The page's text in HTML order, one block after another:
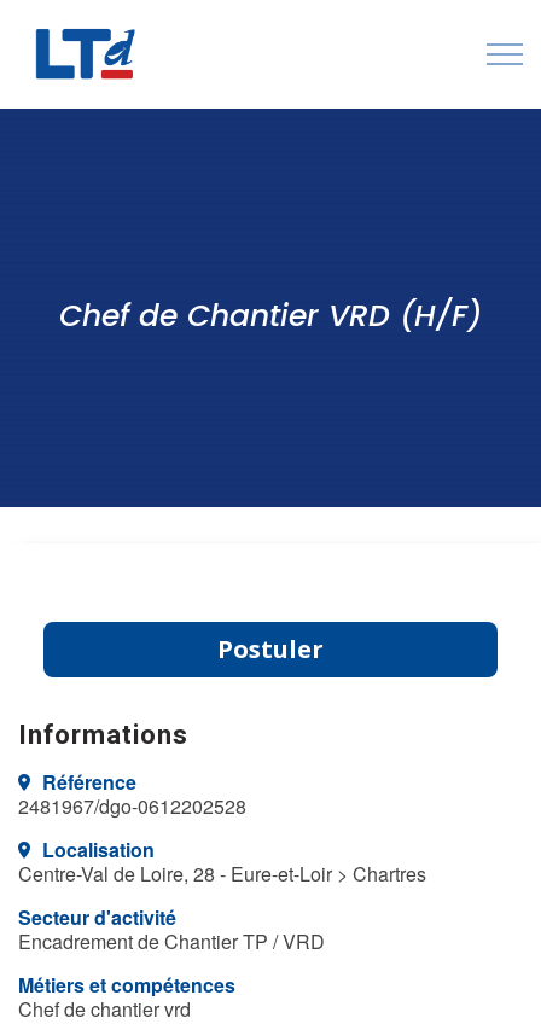
Contactez-nous
Chef de Chantier VRD (H/F)
Postuler
Informations
Référence
2481967/dgo-0612202528
Localisation
Centre-Val de Loire, 28 - Eure-et-Loir > Chartres
Secteur d'activité
Encadrement de Chantier TP / VRD
Métiers et compétences
Chef de chantier vrd